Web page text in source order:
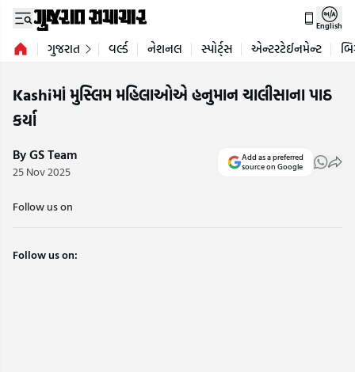
English
ગુજરાત વર્લ્ડ નેશનલ સ્પોર્ટ્સ એન્ટરટેઈનમેન્ટ
Kashiમાં મુસ્લિમ મહિલાઓએ હનુમાન ચાલીસાના પાઠ
કર્યા
By GS Team
25 Nov 2025
Add as a preferred
source on Google
Follow us on
Follow us on: